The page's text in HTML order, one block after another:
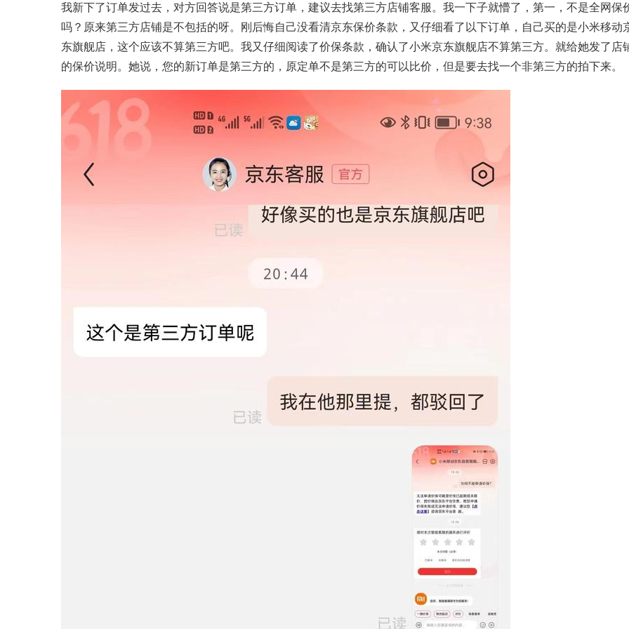
我新下了订单发过去，对方回答说是第三方订单，建议去找第三方店铺客服。我一下子就懵了，第一，不是全网保
吗？原来第三方店铺是不包括的呀。刚后悔自己没看清京东保价条款，又仔细看了以下订单，自己买的是小米移动
东旗舰店，这个应该不算第三方吧。我又仔细阅读了价保条款，确认了小米京东旗舰店不算第三方。就给她发了店
的保价说明。她说，您的新订单是第三方的，原定单不是第三方的可以比价，但是要去找一个非第三方的拍下来。